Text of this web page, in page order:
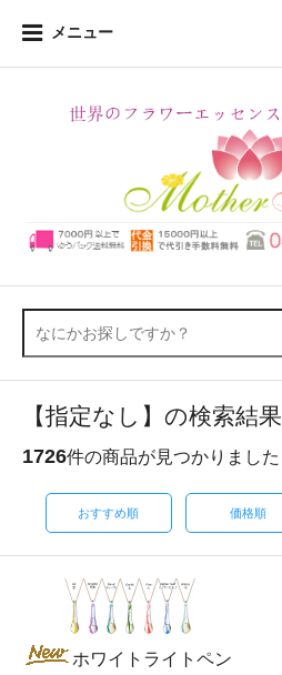
メニュー
【指定なし】の検索結果
1726件の商品が見つかりました
おすすめ順 価格順
ホワイトライトペン